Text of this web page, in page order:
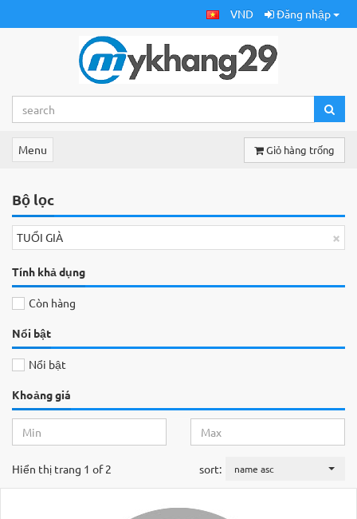
VND Đăng nhập
Menu Giỏ hàng trống
Bộ lọc
×
TUỔI GIÀ
Tính khả dụng
Còn hàng
Nổi bật
Nổi bật
Khoảng giá
sort: name asc
Hiển thị trang 1 of 2